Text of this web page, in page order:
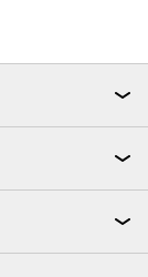
o sabor e a